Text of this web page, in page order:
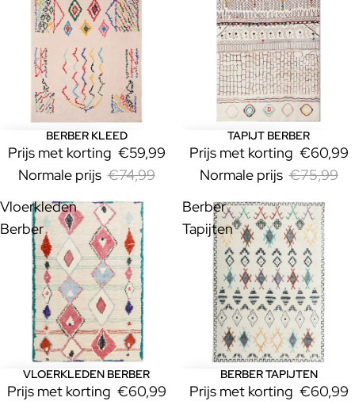
UitverkoopBERBER KLEED
Prijs met korting €59,99
Normale prijs €74,99
UitverkoopTAPIJT BERBER
Prijs met korting €60,99
Normale prijs €75,99
Vloerkleden
Berber
Uitverkoop
VLOERKLEDEN BERBER
Prijs met korting €60,99
Berber
Tapijten
UitverkoopBERBER TAPIJTEN
Prijs met korting €60,99